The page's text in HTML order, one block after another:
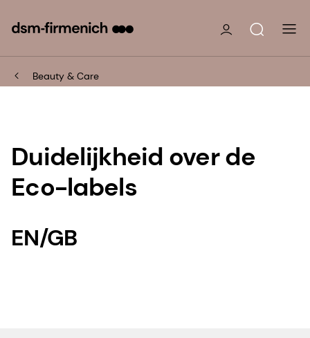
Beauty & Care
Duidelijkheid over de
Eco-labels
EN/GB